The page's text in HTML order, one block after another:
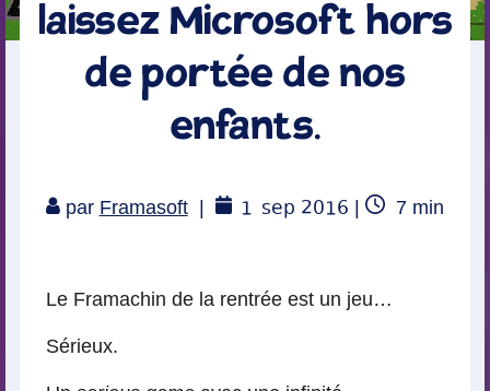
laissez Microsoft hors
de portée de nos
enfants.
par Framasoft 1 sep 2016 |
Temps
7 min
Le Framachin de la rentrée est un jeu…
Sérieux.